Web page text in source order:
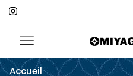
Accueil